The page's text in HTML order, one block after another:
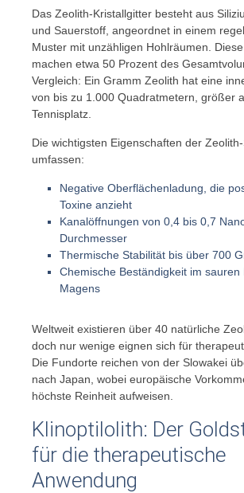
Das Zeolith-Kristallgitter besteht aus
und Sauerstoff, angeordnet in einem
Muster mit unzähligen Hohlräumen.
machen etwa 50 Prozent des
Vergleich: Ein Gramm Zeolith hat eine
von bis zu 1.000 Quadratmetern, größer
Tennisplatz.
Die wichtigsten Eigenschaften der
umfassen:
Negative Oberflächenladung, die
Toxine anzieht
Kanalöffnungen von 0,4 bis 0,7
Durchmesser
Thermische Stabilität bis über 700
Chemische Beständigkeit im sauren
Magens
Weltweit existieren über 40 natürliche
doch nur wenige eignen sich für
Die Fundorte reichen von der Slowakei
nach Japan, wobei europäische
höchste Reinheit aufweisen.
Klinoptilolith: Der
für die therapeutische
Anwendung